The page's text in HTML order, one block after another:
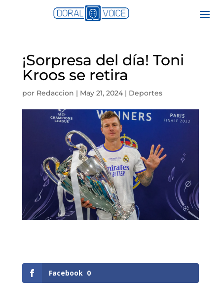
¡Sorpresa del día! Toni
Kroos se retira
por Redaccion | May 21, 2024| Deportes
Facebook 0